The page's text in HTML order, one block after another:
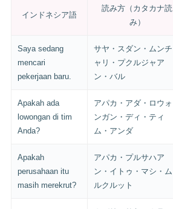
インドネシア語
読み方（カタカナ読
み）
Saya sedang
mencari
pekerjaan baru.
サヤ・スダン・ムンチ
ャリ・プクルジャア
ン・バル
Apakah ada
lowongan di tim
Anda?
アパカ・アダ・ロウォ
ンガン・ディ・ティ
ム・アンダ
Apakah
perusahaan itu
masih merekrut?
アパカ・プルサハア
ン・イトゥ・マシ・ム
ルクルット